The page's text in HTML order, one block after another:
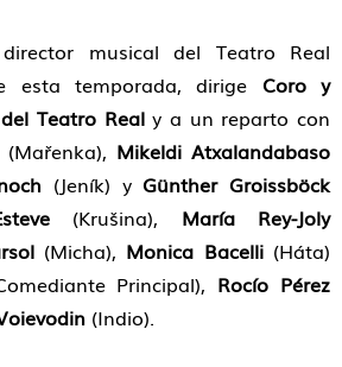
musical del Teatro Real
esta temporada, dirige Coro y
Teatro Realy a un reparto con
(Mařenka), Mikeldi Atxalandabaso
(Jeník) yGünther Groissböck
(Krušina), María Rey-Joly
(Micha), Monica Bacelli(Háta)
Principal), Rocío Pérez
(Indio).